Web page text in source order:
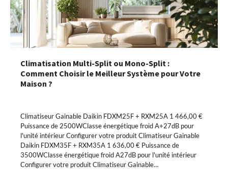
Climatisation Multi-Split ou Mono-Split :
Comment Choisir le Meilleur Système pour Votre
Maison ?
Climatiseur Gainable Daikin FDXM25F + RXM25A 1 466,00 €
Puissance de 2500WClasse énergétique froid A+27dB pour
l'unité intérieur Configurer votre produit Climatiseur Gainable
Daikin FDXM35F + RXM35A 1 636,00 € Puissance de
3500WClasse énergétique froid A27dB pour l'unité intérieur
Configurer votre produit Climatiseur Gainable…